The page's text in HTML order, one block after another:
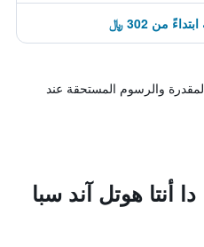
والرسوم المستحقة عند
أنتا هوتل آند سبا